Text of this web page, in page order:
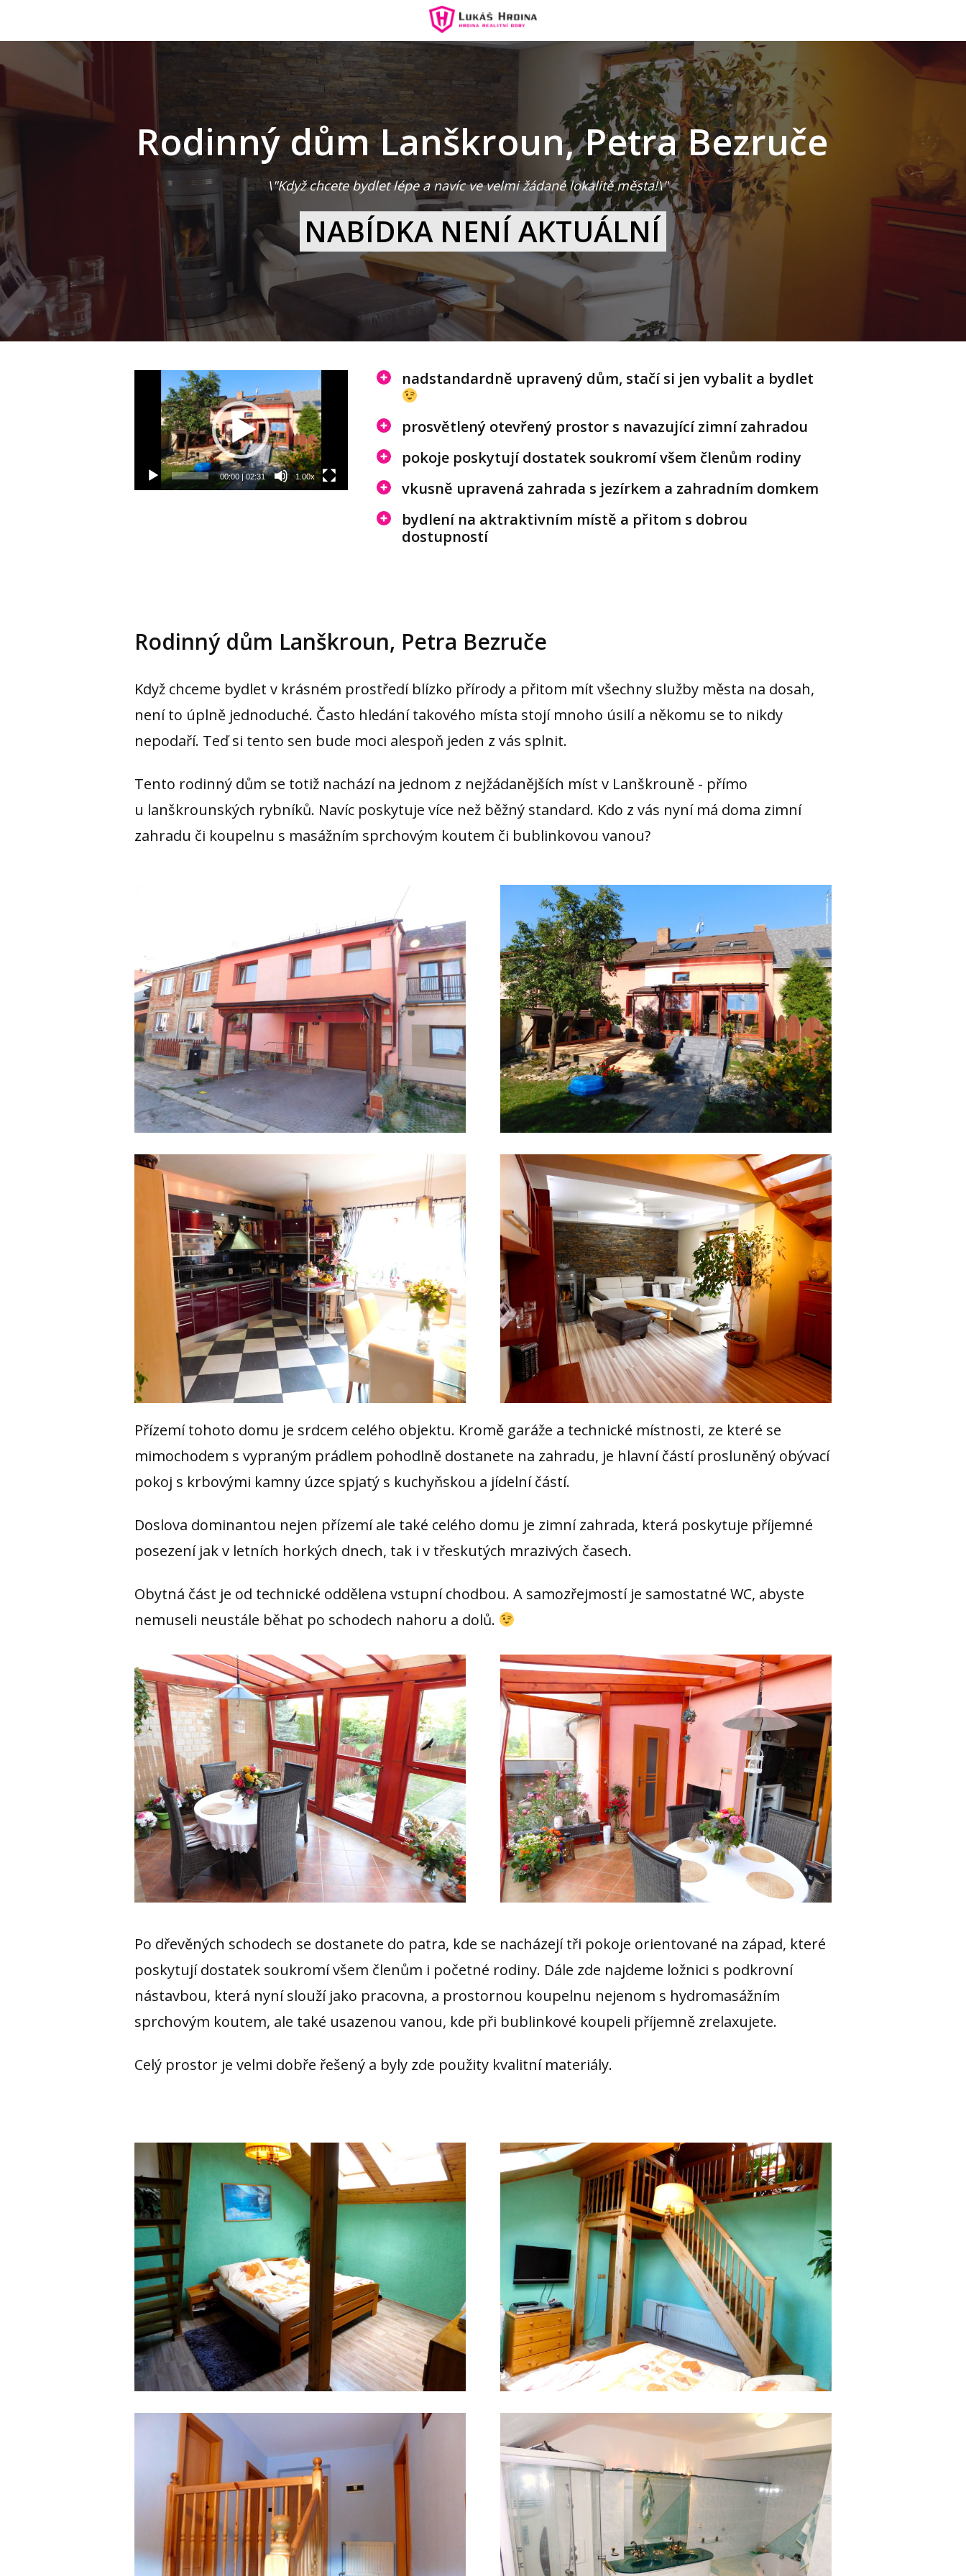
Rodinný dům Lanškroun, Petra Bezruče
\"Když chcete bydlet lépe a navíc ve velmi žádané lokalitě města!\"
NABÍDKA NENÍ AKTUÁLNÍ
přehrávač
00:00| 02:31 1.00x
nadstandardně upravený dům, stačí si jen vybalit a bydlet
prosvětlený otevřený prostor s navazující zimní zahradou
pokoje poskytují dostatek soukromí všem členům rodiny
vkusně upravená zahrada s jezírkem a zahradním domkem
bydlení na aktraktivním místě a přitom s dobrou
dostupností
Rodinný dům Lanškroun, Petra Bezruče
Když chceme bydlet v krásném prostředí blízko přírody a přitom mít všechny služby města na dosah,
není to úplně jednoduché. Často hledání takového místa stojí mnoho úsilí a někomu se to nikdy
nepodaří. Teď si tento sen bude moci alespoň jeden z vás splnit.
Tento rodinný dům se totiž nachází na jednom z nejžádanějších míst v Lanškrouně - přímo
u lanškrounských rybníků. Navíc poskytuje více než běžný standard. Kdo z vás nyní má doma zimní
zahradu či koupelnu s masážním sprchovým koutem či bublinkovou vanou?
Přízemí tohoto domu je srdcem celého objektu. Kromě garáže a technické místnosti, ze které se
mimochodem s vypraným prádlem pohodlně dostanete na zahradu, je hlavní částí prosluněný obývací
pokoj s krbovými kamny úzce spjatý s kuchyňskou a jídelní částí.
Doslova dominantou nejen přízemí ale také celého domu je zimní zahrada, která poskytuje příjemné
posezení jak v letních horkých dnech, tak i v třeskutých mrazivých časech.
Obytná část je od technické oddělena vstupní chodbou. A samozřejmostí je samostatné WC, abyste
nemuseli neustále běhat po schodech nahoru a dolů.
Po dřevěných schodech se dostanete do patra, kde se nacházejí tři pokoje orientované na západ, které
poskytují dostatek soukromí všem členům i početné rodiny. Dále zde najdeme ložnici s podkrovní
nástavbou, která nyní slouží jako pracovna, a prostornou koupelnu nejenom s hydromasážním
sprchovým koutem, ale také usazenou vanou, kde při bublinkové koupeli příjemně zrelaxujete.
Celý prostor je velmi dobře řešený a byly zde použity kvalitní materiály.